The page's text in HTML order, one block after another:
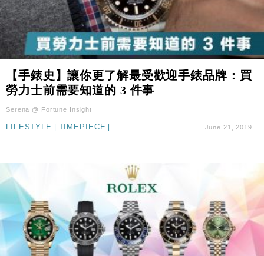
【手錶史】讓你更了解最受歡迎手錶品牌：買
勞力士前需要知道的 3 件事
Serena @ Fortune Insight
LIFESTYLE | TIMEPIECE | June 21, 2019